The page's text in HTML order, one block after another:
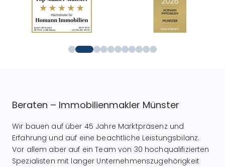
Beraten – Immobilienmakler Münster
Wir bauen auf über 45 Jahre Marktpräsenz und
Erfahrung und auf eine beachtliche Leistungsbilanz.
Vor allem aber auf ein Team von 30 hochqualifizierten
Spezialisten mit langer Unternehmenszugehörigkeit